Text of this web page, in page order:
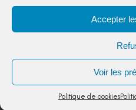
Accepter
Voir les
Politique de cookies
TÉLÉPHONE : 04 90 85 22 98